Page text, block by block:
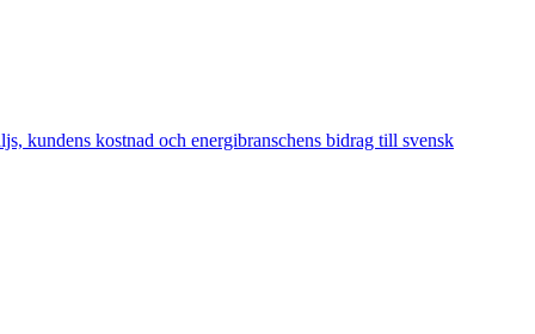
kundens kostnad och energibranschens bidrag till svensk